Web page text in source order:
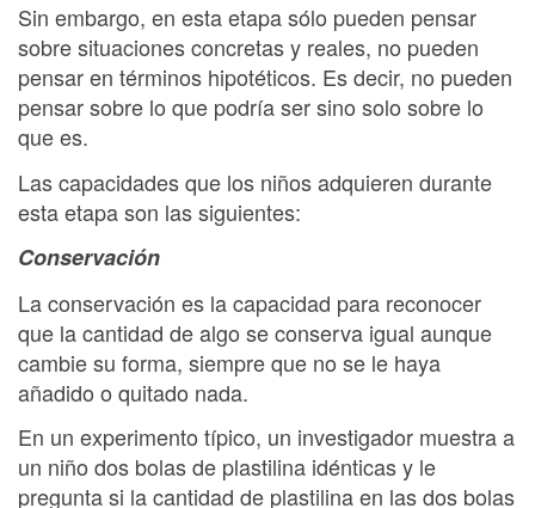
Sin embargo, en esta etapa sólo pueden pensar
sobre situaciones concretas y reales, no pueden
pensar en términos hipotéticos. Es decir, no pueden
pensar sobre lo que podría ser sino solo sobre lo
que es.
Las capacidades que los niños adquieren durante
esta etapa son las siguientes:
Conservación
La conservación es la capacidad para reconocer
que la cantidad de algo se conserva igual aunque
cambie su forma, siempre que no se le haya
añadido o quitado nada.
En un experimento típico, un investigador muestra a
un niño dos bolas de plastilina idénticas y le
pregunta si la cantidad de plastilina en las dos bolas